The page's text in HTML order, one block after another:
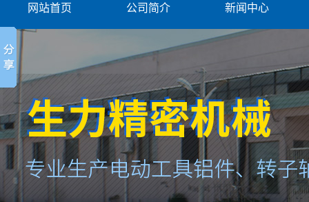
网站首页 公司简介 新闻中心